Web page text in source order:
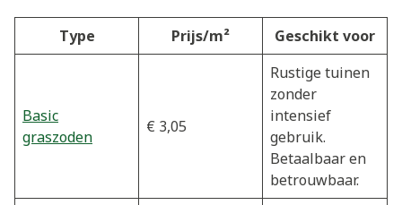
Type Prijs/m² Geschikt voor
Basic
graszoden
€ 3,05
Rustige tuinen
zonder
intensief
gebruik.
Betaalbaar en
betrouwbaar.